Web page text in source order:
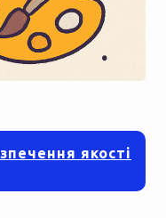
якості